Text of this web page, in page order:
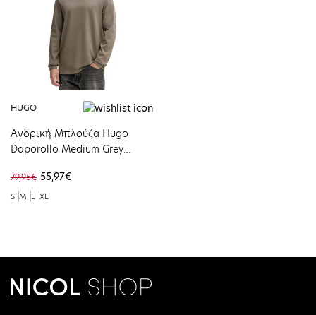
HUGO
Ανδρική Μπλούζα Hugo
Daporollo Medium Grey
79,95€ 55,97€
S M L XL